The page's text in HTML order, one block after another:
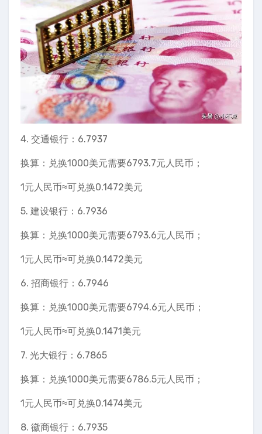
4. 交通银行：6.7937
换算：兑换1000美元需要6793.7元人民币；
1元人民币≈可兑换0.1472美元
5. 建设银行：6.7936
换算：兑换1000美元需要6793.6元人民币；
1元人民币≈可兑换0.1472美元
6. 招商银行：6.7946
换算：兑换1000美元需要6794.6元人民币；
1元人民币≈可兑换0.1471美元
7. 光大银行：6.7865
换算：兑换1000美元需要6786.5元人民币；
1元人民币≈可兑换0.1474美元
8. 徽商银行：6.7935